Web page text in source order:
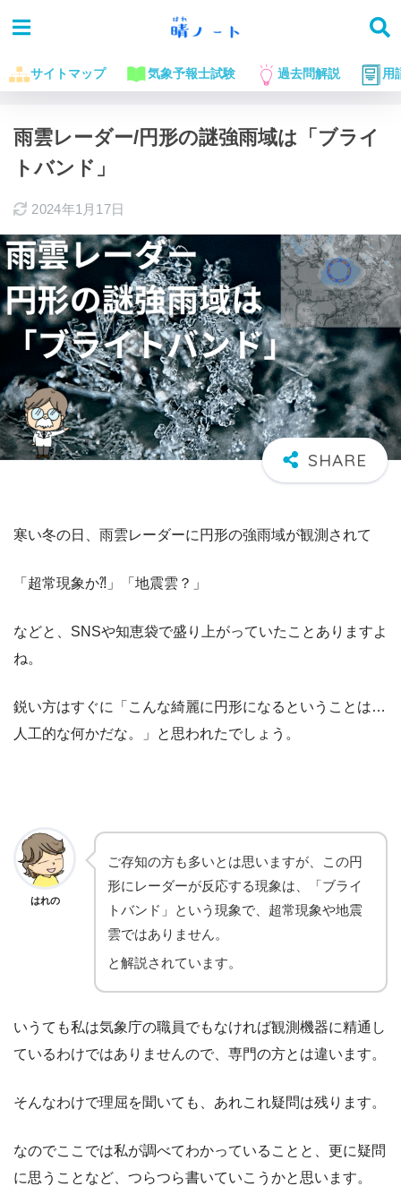
サイトマップ 気象予報士試験 過去問解説 用
ホーム 気象の雑学
雨雲レーダー/円形の謎強雨域は「ブライ
トバンド」
2024年1月17日
寒い冬の日、雨雲レーダーに円形の強雨域が観測されて
「超常現象か⁈」「地震雲？」
などと、SNSや知恵袋で盛り上がっていたことありますよ
ね。
鋭い方はすぐに「こんな綺麗に円形になるということは…
人工的な何かだな。」と思われたでしょう。
はれの
ご存知の方も多いとは思いますが、この円
形にレーダーが反応する現象は、「ブライ
トバンド」という現象で、超常現象や地震
雲ではありません。
と解説されています。
いうても私は気象庁の職員でもなければ観測機器に精通し
ているわけではありませんので、専門の方とは違います。
そんなわけで理屈を聞いても、あれこれ疑問は残ります。
なのでここでは私が調べてわかっていることと、更に疑問
に思うことなど、つらつら書いていこうかと思います。